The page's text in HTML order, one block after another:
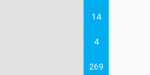
14
4
269